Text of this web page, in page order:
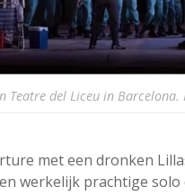
Teatre del Liceu in
met een dronken
werkelijk prachtige